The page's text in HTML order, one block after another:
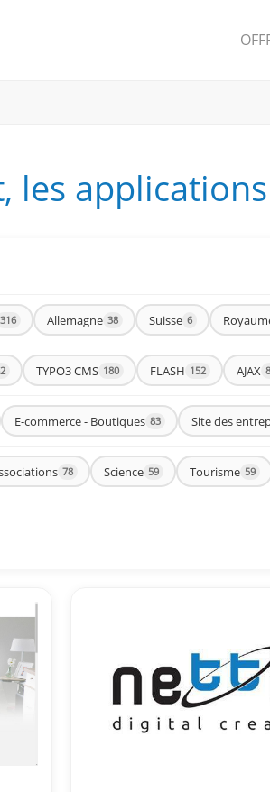
les
316 Allemagne 38 Suisse 6
TYPO3 CMS 180 FLASH 152 AJAX
E-commerce - Boutiques 83 Site des
78 Science 59 Tourisme 59